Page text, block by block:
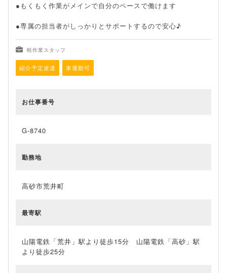
●もくもく作業がメインで自分のペースで働けます
●専属の担当者がしっかりとサポートするので安心♪
軽作業スタッフ
紹介予定派遣 車通勤可
お仕事番号
G-8740
勤務地
高砂市荒井町
最寄駅
山陽電鉄「荒井」駅より徒歩15分 山陽電鉄「高砂」駅
より徒歩25分